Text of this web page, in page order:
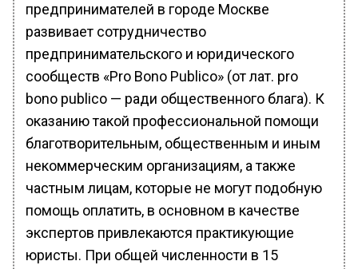
предпринимателей в городе Москве
развивает сотрудничество
предпринимательского и юридического
сообществ «Pro Bono Publico» (от лат. pro
bono publico — ради общественного блага). К
оказанию такой профессиональной помощи
благотворительным, общественным и иным
некоммерческим организациям, а также
частным лицам, которые не могут подобную
помощь оплатить, в основном в качестве
экспертов привлекаются практикующие
юристы. При общей численности в 15